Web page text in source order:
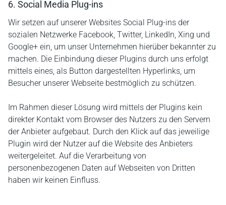
6. Social Media Plug-ins
Wir setzen auf unserer Websites Social Plug-ins der
sozialen Netzwerke Facebook, Twitter, LinkedIn, Xing und
Google+ ein, um unser Unternehmen hierüber bekannter zu
machen. Die Einbindung dieser Plugins durch uns erfolgt
mittels eines, als Button dargestellten Hyperlinks, um
Besucher unserer Webseite bestmöglich zu schützen.
Im Rahmen dieser Lösung wird mittels der Plugins kein
direkter Kontakt vom Browser des Nutzers zu den Servern
der Anbieter aufgebaut. Durch den Klick auf das jeweilige
Plugin wird der Nutzer auf die Website des Anbieters
weitergeleitet. Auf die Verarbeitung von
personenbezogenen Daten auf Webseiten von Dritten
haben wir keinen Einfluss.